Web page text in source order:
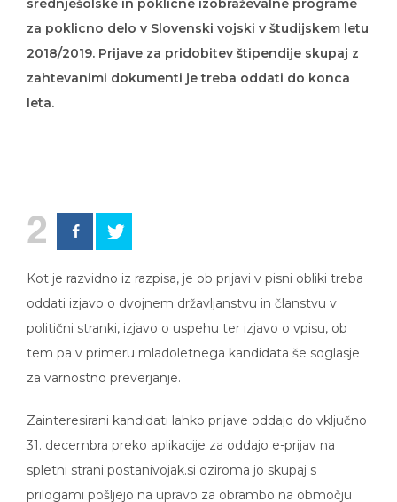
za poklicno delo v Slovenski vojski v študijskem letu
2018/2019. Prijave za pridobitev štipendije skupaj z
zahtevanimi dokumenti je treba oddati do konca
2
oddati izjavo o dvojnem državljanstvu in članstvu v
politični stranki, izjavo o uspehu ter izjavo o vpisu, ob
tem pa v primeru mladoletnega kandidata še soglasje
za varnostno preverjanje.
31. decembra preko aplikacije za oddajo e-prijav na
spletni strani postanivojak.si oziroma jo skupaj s
prilogami pošljejo na upravo za obrambo na območju